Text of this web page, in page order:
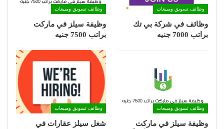
وظائف تسويق ومبيعات
وظائف في شركة بي تك
براتب 7000 جنيه
وظائف تسويق ومبيعات
وظيفة سيلز في ماركت
براتب 7500 جنيه
وظائف تسويق ومبيعات
وظيفة سيلز في ماركت
وظائف تسويق ومبيعات
شغل سيلز عقارات في